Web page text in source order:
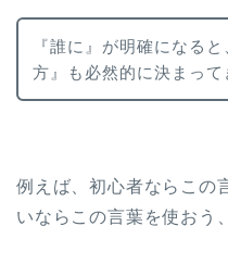
『誰に』が明確になる
方』も必然的に決まって
例えば、初心者ならこの
いならこの言葉を使おう